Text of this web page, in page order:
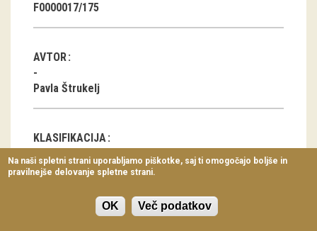
Arhiv razstav
dogodki
Koledar dogodkov
Predavanja
Delavnice
Vodeni ogledi
F0000017/175
AVTOR
Pavla Štrukelj
KLASIFIKACIJA
Čebelarsko orodje
Na naši spletni strani uporabljamo piškotke, saj ti omogočajo boljše in
pravilnejše delovanje spletne strani.
OK Več podatkov